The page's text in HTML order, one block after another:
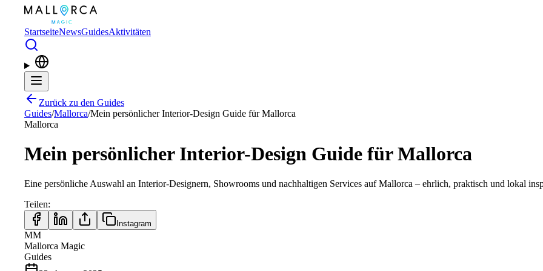
Zum Hauptinhalt springen
StartseiteNewsGuidesAktivitäten
Zurück zu den Guides
Guides/Mallorca/Mein persönlicher Interior-Design Guide für Mallorca
Mallorca
Mein persönlicher Interior-Design Guide für Mallorca
Eine persönliche Auswahl an Interior-Designern, Showrooms und nachhaltigen Services auf Mallorca – ehrlich, praktisch und lokal
Teilen:
Instagram
MM
Mallorca Magic
Guides